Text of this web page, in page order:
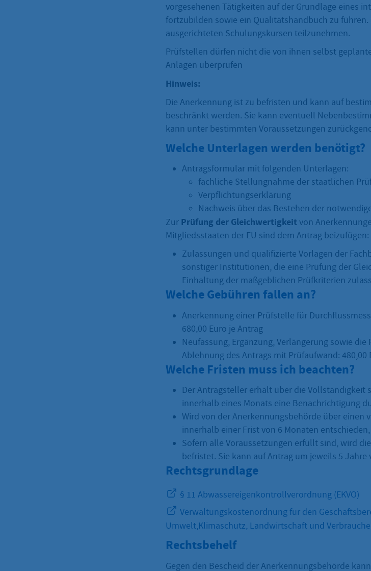
vorgesehenen Tätigkeiten auf der Grundlage eines
fortzubilden sowie ein Qualitätshandbuch zu
ausgerichteten Schulungskursen teilzunehmen.
Prüfstellen dürfen nicht die von ihnen selbst
Anlagen überprüfen
Hinweis:
Die Anerkennung ist zu befristen und kann auf
beschränkt werden. Sie kann eventuell
kann unter bestimmten Voraussetzungen
Welche Unterlagen werden benötigt?
Antragsformular mit folgenden Unterlagen:
fachliche Stellungnahme der staatlichen
Verpflichtungserklärung
Nachweis über das Bestehen der
Zur Prüfung der Gleichwertigkeit von
Mitgliedsstaaten der EU sind dem Antrag beizufügen:
Zulassungen und qualifizierte Vorlagen der
sonstiger Institutionen, die eine Prüfung der
Einhaltung der maßgeblichen Prüfkriterien
Welche Gebühren fallen an?
Anerkennung einer Prüfstelle für
680,00 Euro je Antrag
Neufassung, Ergänzung, Verlängerung sowie
Ablehnung des Antrags mit Prüfaufwand: 480,00
Welche Fristen muss ich beachten?
Der Antragsteller erhält über die Vollständigkeit
innerhalb eines Monats eine Benachrichtigung
Wird von der Anerkennungsbehörde über
innerhalb einer Frist von 6 Monaten
Sofern alle Voraussetzungen erfüllt sind, wird
befristet. Sie kann auf Antrag um jeweils 5 Jahre
Rechtsgrundlage
§ 11 Abwassereigenkontrollverordnung (EKVO)
Verwaltungskostenordnung für den
Umwelt,Klimaschutz, Landwirtschaft und
Rechtsbehelf
Gegen den Bescheid der Anerkennungsbehörde